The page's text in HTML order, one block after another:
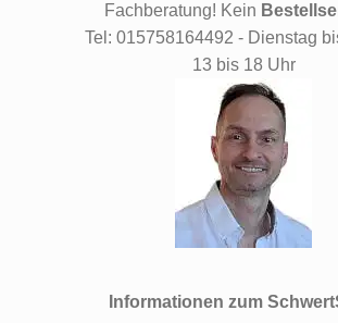
Fachberatung! Kein
Tel: 015758164492 - Dienstag
13 bis 18 Uhr
Informationen zum